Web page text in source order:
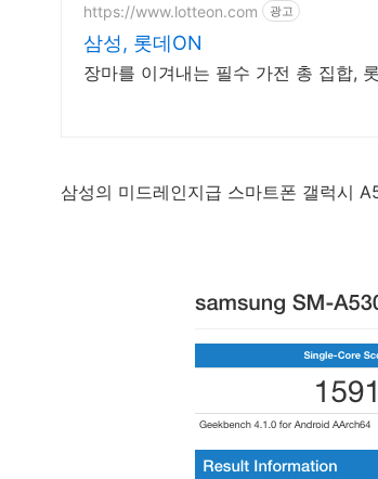
https://www.lotteon.com 광고
삼성, 롯데ON
장마를 이겨내는 필수 가전 총 집합,
삼성의 미드레인지급 스마트폰 갤럭시